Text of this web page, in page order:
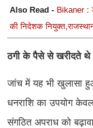
Also Read - Bikaner :
की निदेशक
ठगी के पैसे से खरीदते थे
जांच में यह भी खुलासा
धनराशि का उपयोग
संगठित अपराध को